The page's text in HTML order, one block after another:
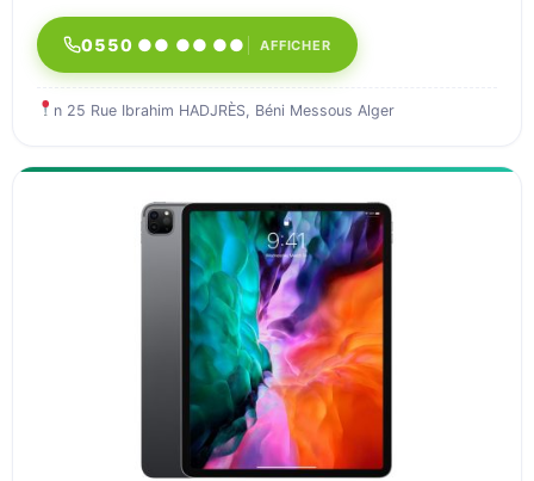
0550 ●● ●● ●● AFFICHER
n 25 Rue Ibrahim HADJRÈS, Béni Messous Alger